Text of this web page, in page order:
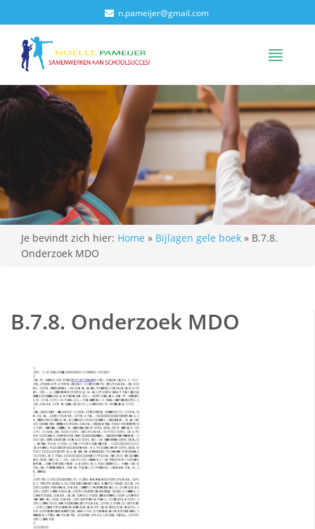
n.pameijer@gmail.com
Je bevindt zich hier: Home » Bijlagen gele boek » B.7.8.
Onderzoek MDO
B.7.8. Onderzoek MDO